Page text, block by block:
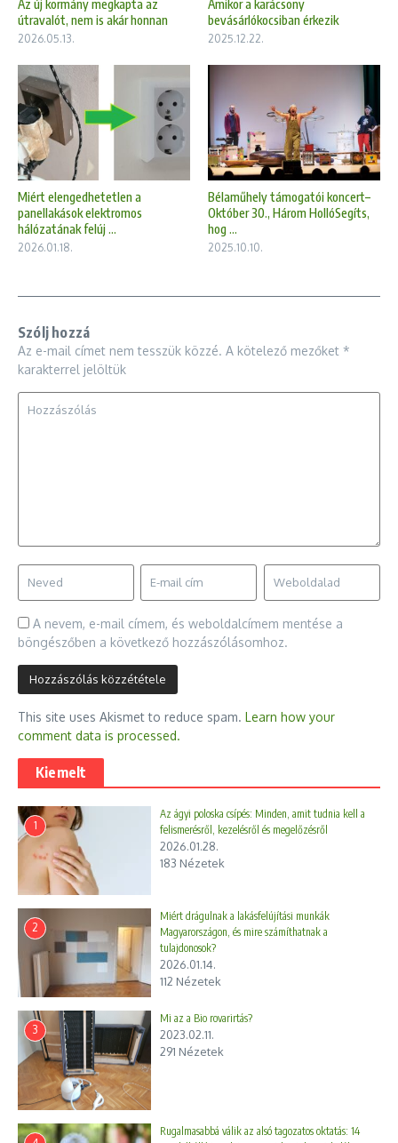
Az új kormány megkapta az
útravalót, nem is akár honnan
2026.05.13.
Amikor a karácsony
bevásárlókocsiban érkezik
2025.12.22.
Miért elengedhetetlen a
panellakások elektromos
hálózatának felúj ...
2026.01.18.
Bélaműhely támogatói koncert–
Október 30., Három HollóSegíts,
hog ...
2025.10.10.
Szólj hozzá
Az e-mail címet nem tesszük közzé. A kötelező mezőket *
karakterrel jelöltük
A nevem, e-mail címem, és weboldalcímem mentése a
böngészőben a következő hozzászólásomhoz.
This site uses Akismet to reduce spam. Learn how your
comment data is processed.
Kiemelt
1
Az ágyi poloska csípés: Minden, amit tudnia kell a
felismerésről, kezelésről és megelőzésről
2026.01.28.
183 Nézetek
2
Miért drágulnak a lakásfelújítási munkák
Magyarországon, és mire számíthatnak a
tulajdonosok?
2026.01.14.
112 Nézetek
3
Mi az a Bio rovarirtás?
2023.02.11.
291 Nézetek
Rugalmasabbá válik az alsó tagozatos oktatás: 14